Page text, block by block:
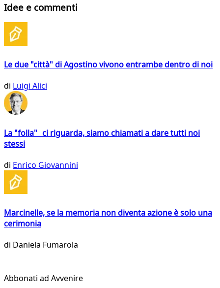
Idee e commenti
Le due "città" di Agostino vivono entrambe dentro di noi
di Luigi Alici
La "folla" ci riguarda, siamo chiamati a dare tutti noi
stessi
di Enrico Giovannini
Marcinelle, se la memoria non diventa azione è solo una
cerimonia
di Daniela Fumarola
Abbonati ad Avvenire